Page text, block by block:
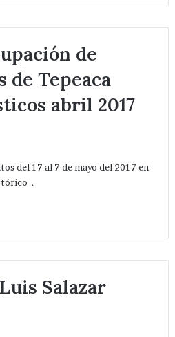
de
de Tepeaca
abril 2017
del 17 al 7 de mayo del 2017 en
.
Salazar